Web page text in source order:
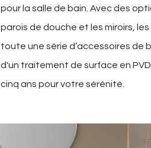
pour la salle de bain. Avec des
parois de douche et les miroirs,
toute une série d’accessoires de
d'un traitement de surface en
cinq ans pour votre sérénité.